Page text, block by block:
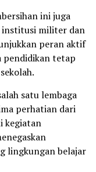
ini juga
institusi militer dan
peran aktif
pendidikan tetap
satu lembaga
perhatian dari
kegiatan
lingkungan belajar